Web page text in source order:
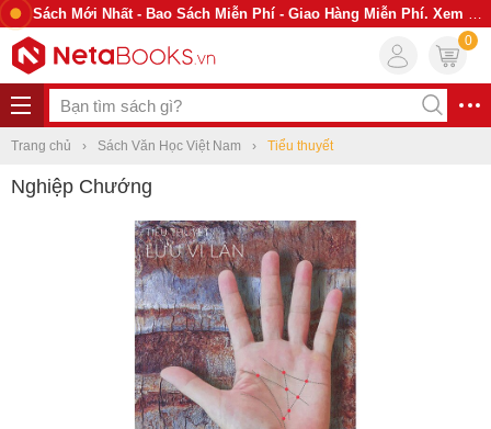
Sách Mới Nhất - Bao Sách Miễn Phí - Giao Hàng Miễn Phí. Xem Ngay
0
Trang chủ Sách Văn Học Việt Nam Tiểu thuyết
Nghiệp Chướng